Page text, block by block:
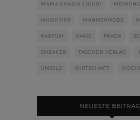
MARIA GRAZIA CHIURI MEINUNG
MUSIKTIPP MÄNNERMODE
PARFUM PARIS PRADA
SNEAKER TASCHEN VERLAG
UNIQLO WIRTSCHAFT
NEUESTE